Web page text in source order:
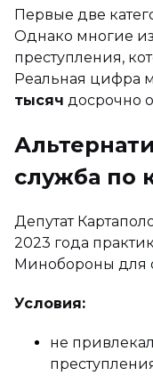
Первые две
Однако многие
преступления,
Реальная цифра
тысяч досрочно
служба по
Депутат
2023 года
Минобороны для
Условия:
не